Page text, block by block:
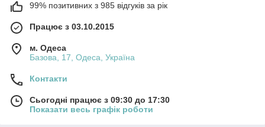
99% позитивних з 985 відгуків за рік
Працює з 03.10.2015
м. Одеса
Базова, 17, Одеса, Україна
Контакти
Сьогодні працює з 09:30 до 17:30
Показати весь графік роботи